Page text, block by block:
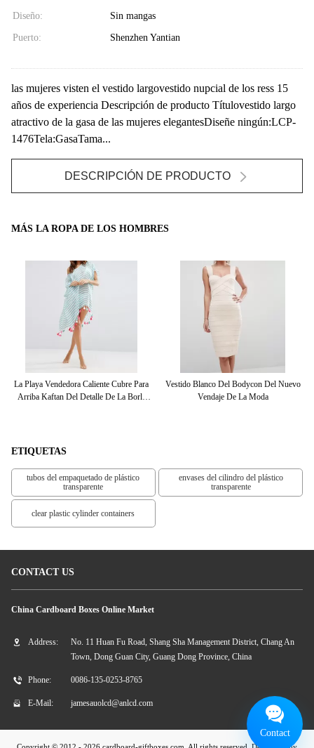
Diseño: Sin mangas
Puerto: Shenzhen Yantian
las mujeres visten el vestido largovestido nupcial de los ress 15
años de experiencia Descripción de producto Títulovestido largo
atractivo de la gasa de las mujeres elegantesDiseñe ningún:LCP-
1476Tela:GasaTama...
DESCRIPCIÓN DE PRODUCTO
MÁS LA ROPA DE LOS HOMBRES
La Playa Vendedora Caliente Cubre Para
Arriba Kaftan Del Detalle De La Borla
Vestido Blanco Del Bodycon Del Nuevo
Vendaje De La Moda
ETIQUETAS
tubos del empaquetado de plástico
transparente
envases del cilindro del plástico
transparente
clear plastic cylinder containers
CONTACT US
China Cardboard Boxes Online Market
Address:
No. 11 Huan Fu Road, Shang Sha Management District, Chang An
Town, Dong Guan City, Guang Dong Province, China
Phone: 0086-135-0253-8765
E-Mail: jamesauolcd@anlcd.com
Contact